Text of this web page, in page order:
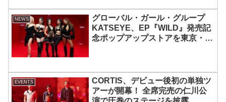
NEWS
グローバル・ガール・グループ
KATSEYE、EP『WILD』発売記
念ポップアップストアを東京・原
EVENTS
CORTIS、デビュー後初の単独ツ
アーが開幕！ 全席完売の仁川公